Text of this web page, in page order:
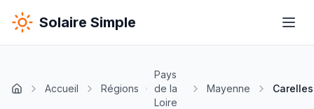
Solaire Simple
Accueil Régions
Pays
de la
Loire
Mayenne Carelles